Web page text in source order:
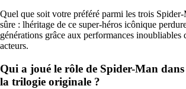
Quel que soit votre préféré parmi les trois Spider-
sûre : lhéritage de ce super-héros icônique
générations grâce aux performances inoubliables
acteurs.
Qui a joué le rôle de Spider-Man
la trilogie originale ?